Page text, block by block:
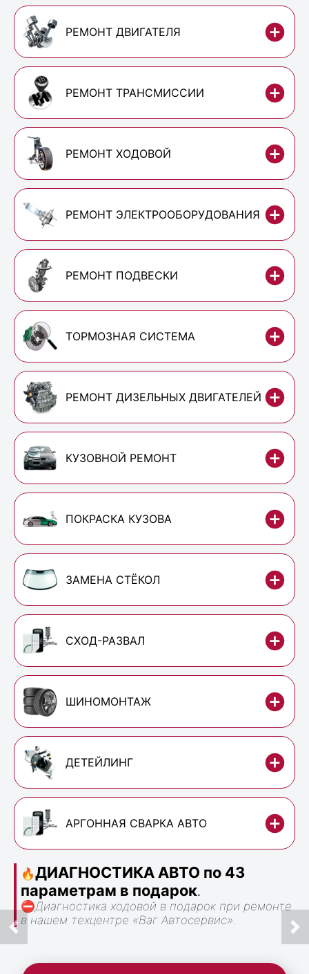
РЕМОНТ ДВИГАТЕЛЯ
РЕМОНТ ТРАНСМИССИИ
РЕМОНТ ХОДОВОЙ
РЕМОНТ ЭЛЕКТРООБОРУДОВАНИЯ
РЕМОНТ ПОДВЕСКИ
ТОРМОЗНАЯ СИСТЕМА
РЕМОНТ ДИЗЕЛЬНЫХ ДВИГАТЕЛЕЙ
КУЗОВНОЙ РЕМОНТ
ПОКРАСКА КУЗОВА
ЗАМЕНА СТЁКОЛ
СХОД-РАЗВАЛ
ШИНОМОНТАЖ
ДЕТЕЙЛИНГ
АРГОННАЯ СВАРКА АВТО
🔥ДИАГНОСТИКА АВТО по 43
параметрам в подарок.
⛔Диагностика ходовой в подарок при ремонте
в нашем техцентре «Ваг Автосервис».